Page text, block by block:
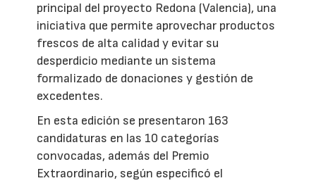
principal del proyecto Redona (Valencia), una
iniciativa que permite aprovechar productos
frescos de alta calidad y evitar su
desperdicio mediante un sistema
formalizado de donaciones y gestión de
excedentes.
En esta edición se presentaron 163
candidaturas en las 10 categorías
convocadas, además del Premio
Extraordinario, según especificó el